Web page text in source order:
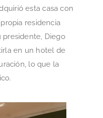
esta casa con
residencia
presidente, Diego
en un hotel de
lo que la